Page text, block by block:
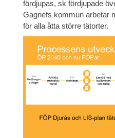
fördjupas, sk fördjupade
Gagnefs kommun arbetar
för alla åtta större tätorter.